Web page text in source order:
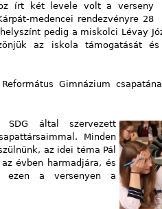
írt két levele volt a verseny
medencei rendezvényre 28
pedig a miskolci Lévay
az iskola támogatását
Gimnázium
által szervezett
Minden
az idei téma Pál
évben harmadjára, és
ezen a versenyen a